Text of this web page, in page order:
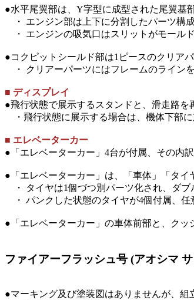
●水平尾翼部は、Y字型に成型された尾翼基
・ エンジン部は上下に分割したパーツ構
・ エンジンの吸気口はスリットがモール
●コクピットシールド部は1ピースのクリアパ
・ クリアーパーツにはフレームのライン
■ ディスプレイ
●飛行状態で展示するスタンドと、滑走路を
・飛行状態に展示する場合は、機体下部
■ エレベーターカー
●「エレベーターカー」4台が付属、その内
●「エレベーターカー」は、「車体」「タイ
・ タイヤは1個づつ別パーツ化され、ダブ
・ パンクした状態のタイヤが4個付属、任
●「エレベーターカー」の車体前部と、クッ
ファイアーフラッシュ号 (アオシマ
●マーキング及び塗装図はありませんが、組